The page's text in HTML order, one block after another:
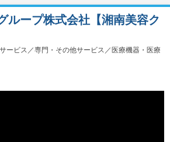
ービス／専門・その他サービス／医療機器・医療
ループ株式会社【湘南美容ク